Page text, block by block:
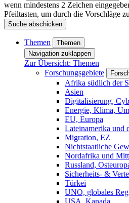
wenn mindestens 2 Zeichen
Pfeiltasten, um durch die Vorschläge
Suche abschicken
Themen
Themen
Navigation zuklappen
Zur Übersicht: Themen
Forschungsgebiete
Afrika südlich der
Asien
Digitalisierung,
Energie, Klima,
EU, Europa
Lateinamerika und
Migration, EZ
Nichtstaatliche
Nordafrika und
Russland,
Sicherheits- &
Türkei
UNO, globales
USA, Kanada